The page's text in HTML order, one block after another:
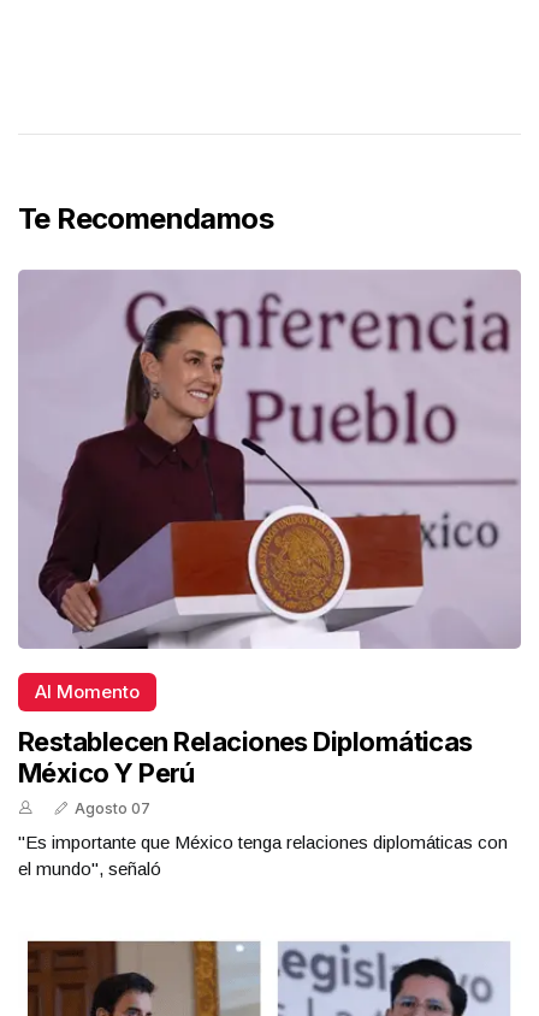
Te Recomendamos
Al Momento
Restablecen Relaciones Diplomáticas
México Y Perú
Agosto 07
"Es importante que México tenga relaciones diplomáticas con
el mundo", señaló